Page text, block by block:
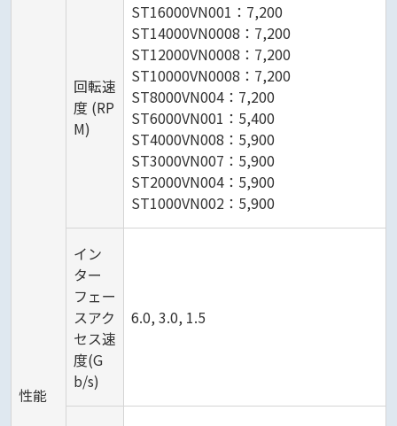
性能
回転速
度 (RP
M)
ST16000VN001：7,200
ST14000VN0008：7,200
ST12000VN0008：7,200
ST10000VN0008：7,200
ST8000VN004：7,200
ST6000VN001：5,400
ST4000VN008：5,900
ST3000VN007：5,900
ST2000VN004：5,900
ST1000VN002：5,900
イン
ター
フェー
スアク
セス速
度(G
b/s)
6.0, 3.0, 1.5